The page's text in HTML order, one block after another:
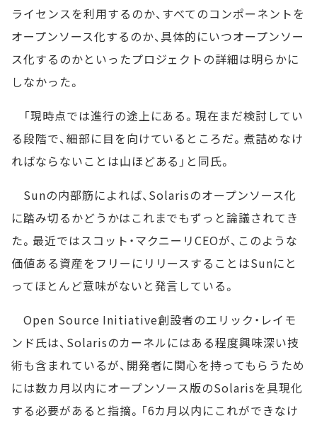
ライセンスを利用するのか、すべてのコンポーネントを
オープンソース化するのか、具体的にいつオープンソー
ス化するのかといったプロジェクトの詳細は明らかに
しなかった。
「現時点では進行の途上にある。現在まだ検討してい
る段階で、細部に目を向けているところだ。煮詰めなけ
ればならないことは山ほどある」と同氏。
Sunの内部筋によれば、Solarisのオープンソース化
に踏み切るかどうかはこれまでもずっと論議されてき
た。最近ではスコット・マクニーリCEOが、このような
価値ある資産をフリーにリリースすることはSunにと
ってほとんど意味がないと発言している。
Open Source Initiative創設者のエリック・レイモ
ンド氏は、Solarisのカーネルにはある程度興味深い技
術も含まれているが、開発者に関心を持ってもらうため
には数カ月以内にオープンソース版のSolarisを具現化
する必要があると指摘。「6カ月以内にこれができなけ